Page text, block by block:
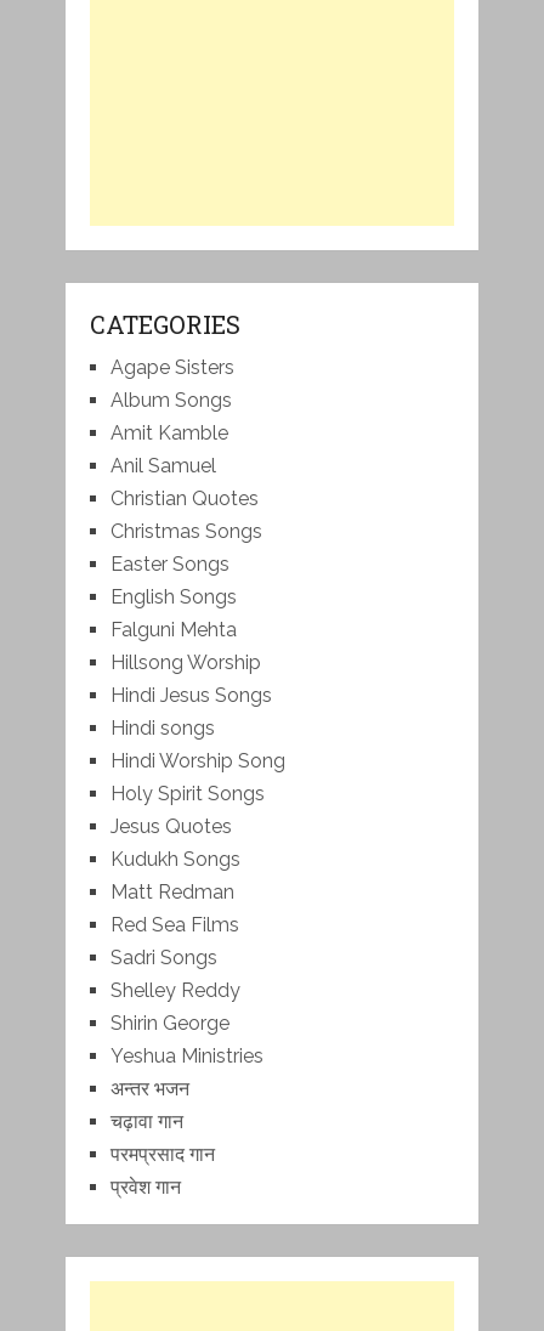
CATEGORIES
Agape Sisters
Album Songs
Amit Kamble
Anil Samuel
Christian Quotes
Christmas Songs
Easter Songs
English Songs
Falguni Mehta
Hillsong Worship
Hindi Jesus Songs
Hindi songs
Hindi Worship Song
Holy Spirit Songs
Jesus Quotes
Kudukh Songs
Matt Redman
Red Sea Films
Sadri Songs
Shelley Reddy
Shirin George
Yeshua Ministries
अन्तर भजन
चढ़ावा गान
परमप्रसाद गान
प्रवेश गान